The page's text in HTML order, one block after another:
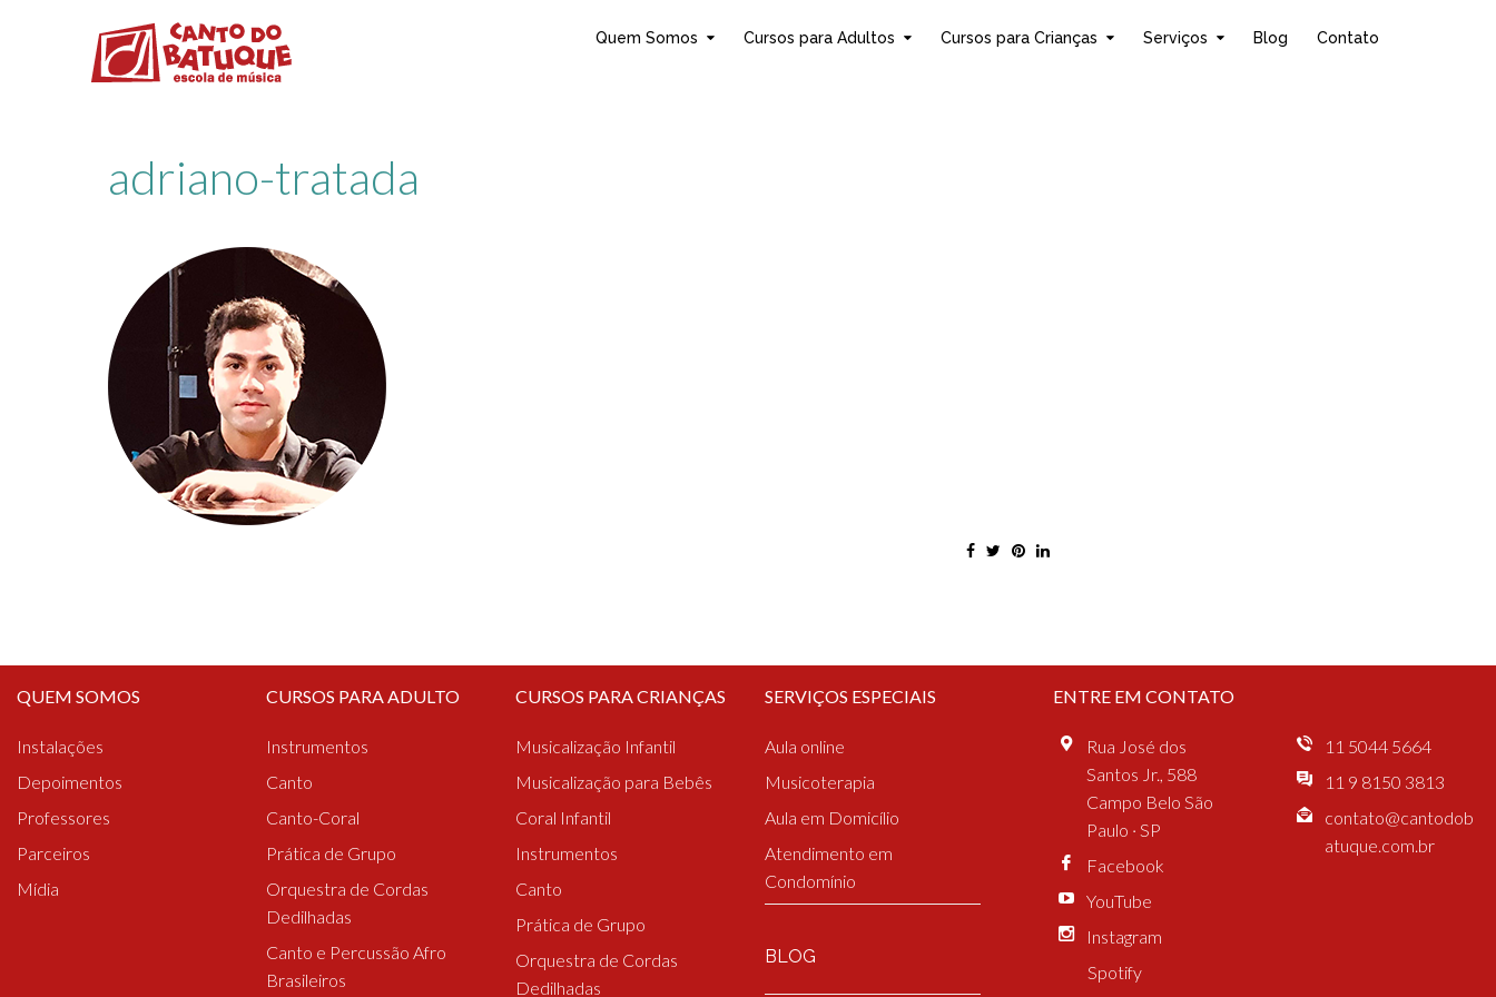
Quem Somos Cursos para Adultos Cursos para Crianças Serviços Blog Contato
adriano-tratada
QUEM SOMOS
Instalações
Depoimentos
Professores
Parceiros
Mídia
CURSOS PARA ADULTO
Instrumentos
Canto
Canto-Coral
Prática de Grupo
Orquestra de Cordas
Dedilhadas
Canto e Percussão Afro
Brasileiros
CURSOS PARA CRIANÇAS
Musicalização Infantil
Musicalização para Bebês
Coral Infantil
Instrumentos
Canto
Prática de Grupo
Orquestra de Cordas
Dedilhadas
SERVIÇOS ESPECIAIS
Aula online
Musicoterapia
Aula em Domicílio
Atendimento em
Condomínio
BLOG
ENTRE EM CONTATO
Rua José dos
Santos Jr., 588
Campo Belo São
Paulo · SP
Facebook
YouTube
Instagram
Spotify
11 5044 5664
11 9 8150 3813
contato@cantodob
atuque.com.br